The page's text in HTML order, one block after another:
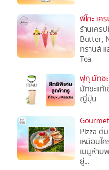
พีโกะ เค
ร้านเคร
Butter,
ทรานส์
Tea
ฟุกุ มัทชะ
มัทชะแท้
ญี่ปุ่น
Pizza ติ่
เหมือนใ
เมนูห้า
ยู่...